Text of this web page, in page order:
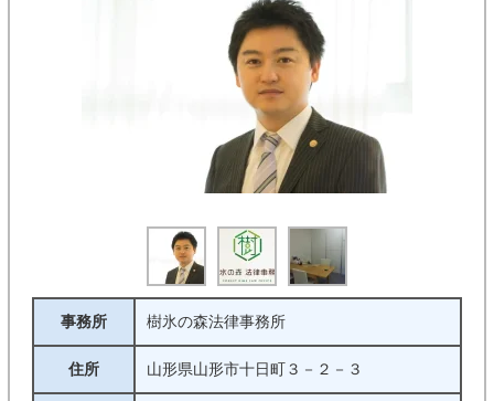
事務所 樹氷の森法律事務所
住所 山形県山形市十日町３－２－３